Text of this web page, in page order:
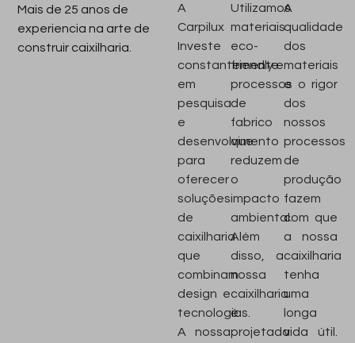
Mais de 25 anos de
experiencia na arte de
construir caixilharia.
A
Carpilux
Investe
constantemente
em
pesquisa
e
desenvolvimento
para
oferecer
soluções
de
caixilharia
que
combinam
design e
tecnologias.
A nossa
Utilizamos
materiais
eco-
friendly e
processos
de
fabrico
que
reduzem
o
impacto
ambiental.
Além
disso, a
nossa
caixilharia
é
projetada
A
qualidade
dos
materiais
e o rigor
dos
nossos
processos
de
produção
fazem
com que
a nossa
caixilharia
tenha
uma
longa
vida útil.